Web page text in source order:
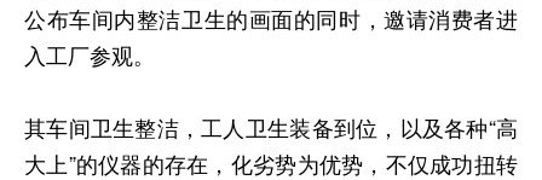
公布车间内整洁卫生的画面的同时，邀请消费者进
入工厂参观。
其车间卫生整洁，工人卫生装备到位，以及各种“高
大上”的仪器的存在，化劣势为优势，不仅成功扭转